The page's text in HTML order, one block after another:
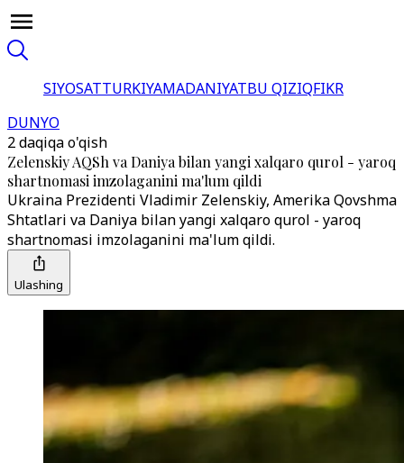
SIYOSATTURKIYAMADANIYATBU QIZIQFIKR
DUNYO
2 daqiqa o'qish
Zelenskiy AQSh va Daniya bilan yangi xalqaro qurol - yaroq
shartnomasi imzolaganini ma'lum qildi
Ukraina Prezidenti Vladimir Zelenskiy, Amerika Qovshma
Shtatlari va Daniya bilan yangi xalqaro qurol - yaroq
shartnomasi imzolaganini ma'lum qildi.
Ulashing